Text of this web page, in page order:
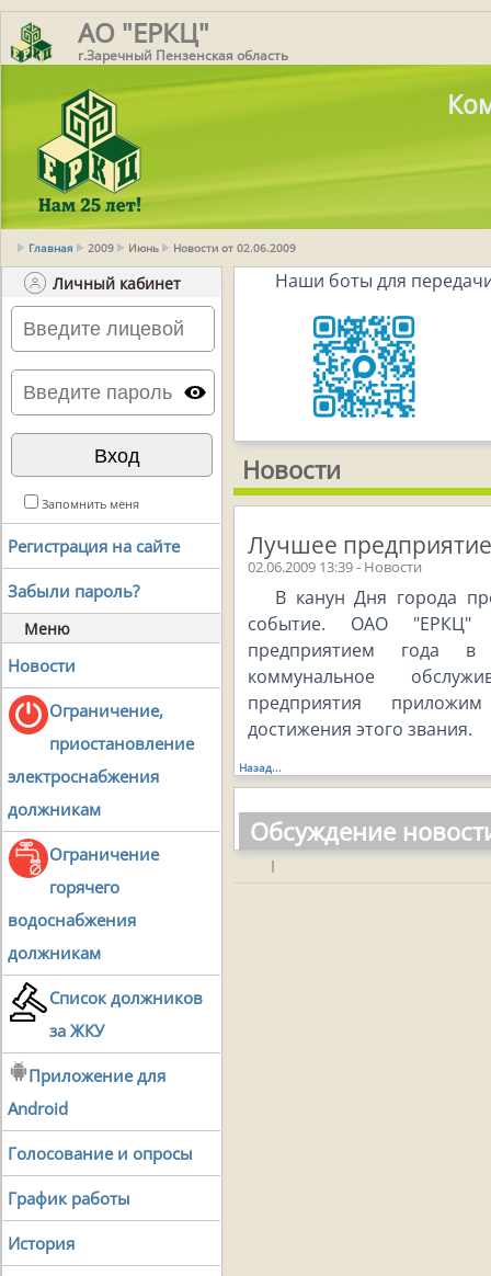
АО "ЕРКЦ"
г.Заречный Пензенская область
Главная 2009 Июнь Новости от 02.06.2009
Личный кабинет
Запомнить меня
Регистрация на сайте
Забыли пароль?
Меню
Новости
Ограничение,
приостановление
электроснабжения
должникам
Ограничение
горячего
водоснабжения
должникам
Список должников
за ЖКУ
Приложение для
Android
Голосование и опросы
График работы
История
Наши боты для
Новости
Лучшее
02.06.2009 13:39 - Новости
В канун Дня города
событие. ОАО "ЕРКЦ"
предприятием года
коммунальное
предприятия
достижения этого звания.
Назад...
Обсуждение
|